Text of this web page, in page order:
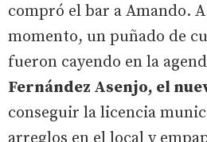
compró el bar a Amando.
momento, un puñado de
fueron cayendo en la
Fernández Asenjo, el
conseguir la licencia